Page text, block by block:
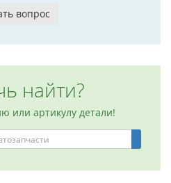
вопрос
найти?
или артикулу детали!